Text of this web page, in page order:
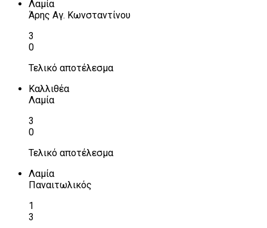
Λαμία
Άρης Αγ. Κωνσταντίνου
3
0
Τελικό αποτέλεσμα
Καλλιθέα
Λαμία
3
0
Τελικό αποτέλεσμα
Λαμία
Παναιτωλικός
1
3